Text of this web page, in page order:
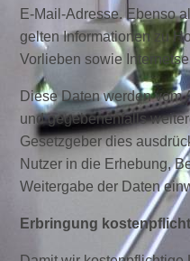
E-Mail-Adresse. Ebenso
gelten Informationen zu
Vorlieben sowie
Diese Daten werden vom
und gegebenenfalls
Gesetzgeber dies
Nutzer in die Erhebung,
Weitergabe der Daten
Erbringung